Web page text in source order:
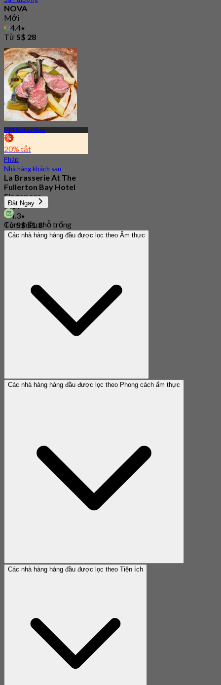
NOVA
Mới
4.4
Từ S$ 28
MRT Raffles Place
20% tắt
Pháp
Nhà hàng khách sạn
La Brasserie At The
Fullerton Bay Hotel
Singapore
Mới
4.3
TừS$ 51.8
Đặt Ngay
Còn nhiều chỗ trống
Các nhà hàng hàng đầu được lọc theo Ẩm thực
Các nhà hàng hàng đầu được lọc theo Phong cách ẩm thực
Các nhà hàng hàng đầu được lọc theo Tiện ích